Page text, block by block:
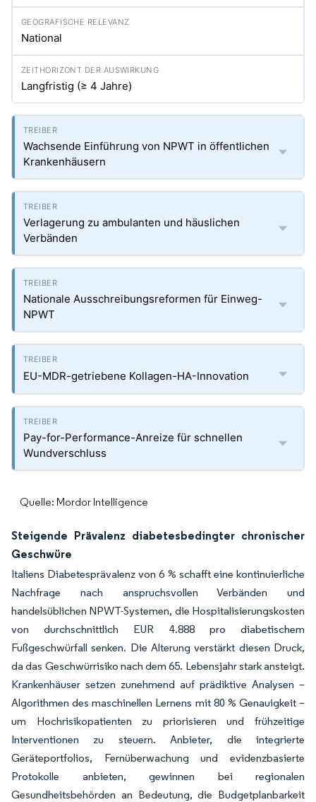
National
Langfristig (≥ 4 Jahre)
Wachsende Einführung von NPWT in öffentlichen
Krankenhäusern
Verlagerung zu ambulanten und häuslichen
Verbänden
Nationale Ausschreibungsreformen für Einweg-
NPWT
EU-MDR-getriebene Kollagen-HA-Innovation
Pay-for-Performance-Anreize für schnellen
Wundverschluss
Quelle: Mordor Intelligence
Steigende Prävalenz diabetesbedingter chronischer
Geschwüre
Italiens Diabetesprävalenz von 6 % schafft eine kontinuierliche
Nachfrage nach anspruchsvollen Verbänden und
handelsüblichen NPWT-Systemen, die Hospitalisierungskosten
von durchschnittlich EUR 4.888 pro diabetischem
Fußgeschwürfall senken. Die Alterung verstärkt diesen Druck,
da das Geschwürrisiko nach dem 65. Lebensjahr stark ansteigt.
Krankenhäuser setzen zunehmend auf prädiktive Analysen –
Algorithmen des maschinellen Lernens mit 80 % Genauigkeit –
um Hochrisikopatienten zu priorisieren und frühzeitige
Interventionen zu steuern. Anbieter, die integrierte
Geräteportfolios, Fernüberwachung und evidenzbasierte
Protokolle anbieten, gewinnen bei regionalen
Gesundheitsbehörden an Bedeutung, die Budgetplanbarkeit